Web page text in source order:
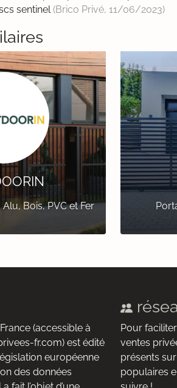
sentinel(Brico Privé, 11/06/2023)
Bois, PVC et Fer
(accessible à
fr.com) est édité
européenne
des données
Pour
ventes
présents
populaires